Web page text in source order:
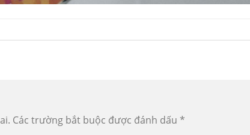
Các trường bắt buộc được đánh dấu *